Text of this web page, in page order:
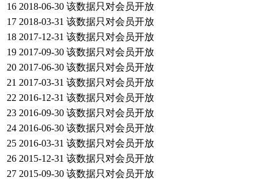
16 2018-06-30 该数据只对会员开放
17 2018-03-31 该数据只对会员开放
18 2017-12-31 该数据只对会员开放
19 2017-09-30 该数据只对会员开放
20 2017-06-30 该数据只对会员开放
21 2017-03-31 该数据只对会员开放
22 2016-12-31 该数据只对会员开放
23 2016-09-30 该数据只对会员开放
24 2016-06-30 该数据只对会员开放
25 2016-03-31 该数据只对会员开放
26 2015-12-31 该数据只对会员开放
27 2015-09-30 该数据只对会员开放